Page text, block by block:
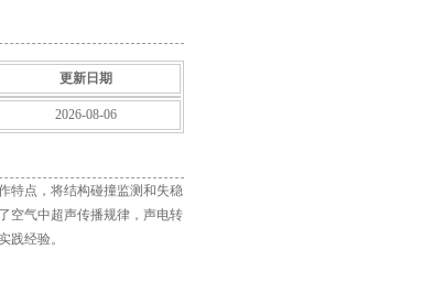
更新日期
2026-08-06
特点，将结构碰撞监测和失稳
空气中超声传播规律，声电转
践经验。